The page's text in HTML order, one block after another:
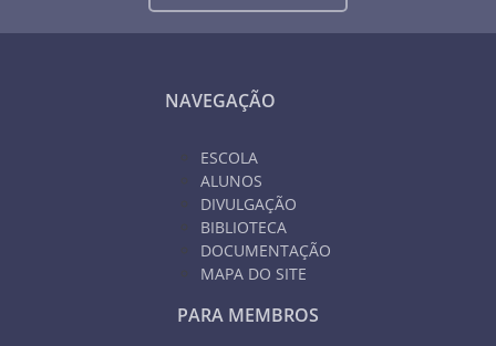
NAVEGAÇÃO
ESCOLA
ALUNOS
DIVULGAÇÃO
BIBLIOTECA
DOCUMENTAÇÃO
MAPA DO SITE
PARA MEMBROS